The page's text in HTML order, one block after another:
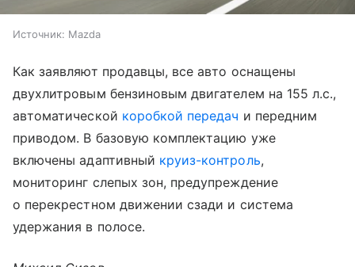
Источник: Mazda
Как заявляют продавцы, все авто оснащены
двухлитровым бензиновым двигателем на 155 л.с.,
автоматической коробкой передач и передним
приводом. В базовую комплектацию уже
включены адаптивный круиз-контроль,
мониторинг слепых зон, предупреждение
о перекрестном движении сзади и система
удержания в полосе.